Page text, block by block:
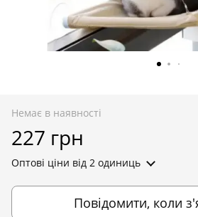
Немає в наявності
227 грн
Оптові ціни від 2 одиниць
Повідомити, коли